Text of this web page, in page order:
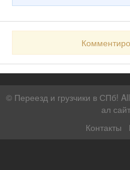
© Переезд и грузчики в СПб!
ал
Контакты